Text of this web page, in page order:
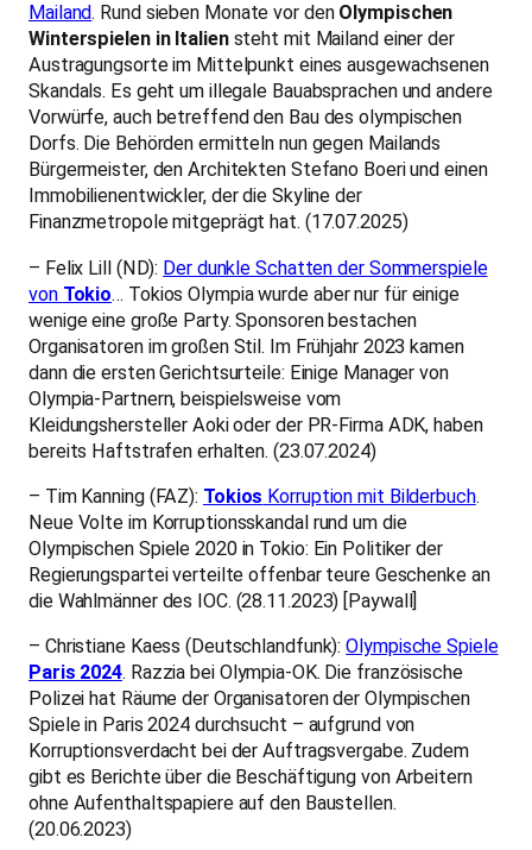
Mailand. Rund sieben Monate vor den Olympischen
Winterspielen in Italiensteht mit Mailand einer der
Austragungsorte im Mittelpunkt eines ausgewachsenen
Skandals. Es geht um illegale Bauabsprachen und andere
Vorwürfe, auch betreffend den Bau des olympischen
Dorfs. Die Behörden ermitteln nun gegen Mailands
Bürgermeister, den Architekten Stefano Boeri und einen
Immobilienentwickler, der die Skyline der
Finanzmetropole mitgeprägt hat. (17.07.2025)
– Felix Lill (ND): Der dunkle Schatten der Sommerspiele
von Tokio… Tokios Olympia wurde aber nur für einige
wenige eine große Party. Sponsoren bestachen
Organisatoren im großen Stil. Im Frühjahr 2023 kamen
dann die ersten Gerichtsurteile: Einige Manager von
Olympia-Partnern, beispielsweise vom
Kleidungshersteller Aoki oder der PR-Firma ADK, haben
bereits Haftstrafen erhalten. (23.07.2024)
– Tim Kanning (FAZ): Tokios Korruption mit Bilderbuch.
Neue Volte im Korruptionsskandal rund um die
Olympischen Spiele 2020 in Tokio: Ein Politiker der
Regierungspartei verteilte offenbar teure Geschenke an
die Wahlmänner des IOC. (28.11.2023) [Paywall]
– Christiane Kaess (Deutschlandfunk):Olympische Spiele
Paris 2024. Razzia bei Olympia-OK. Die französische
Polizei hat Räume der Organisatoren der Olympischen
Spiele in Paris 2024 durchsucht – aufgrund von
Korruptionsverdacht bei der Auftragsvergabe. Zudem
gibt es Berichte über die Beschäftigung von Arbeitern
ohne Aufenthaltspapiere auf den Baustellen.
(20.06.2023)